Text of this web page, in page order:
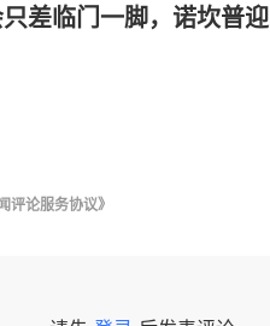
差临门一脚，诺坎普迎
评论服务协议》